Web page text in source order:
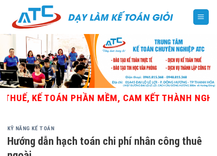
content
TOÁN PHẦN MỀM, CAM KẾT THÀNH NGHỀ
KỸ NĂNG KẾ TOÁN
Hướng dẫn hạch toán chi phí nhân công thuê